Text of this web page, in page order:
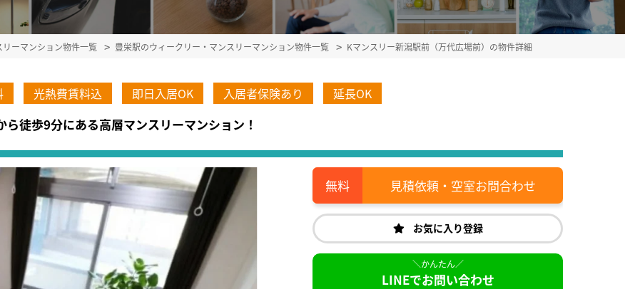
ーマンション物件一覧 豊栄駅のウィークリー・マンスリーマンション物件一覧 Kマンスリー新潟駅前（万代広場前）の物件詳細
光熱費賃料込 即日入居OK 入居者保険あり 延長OK
徒歩9分にある高層マンスリーマンション！
見積依頼・空室お問合わせ
お気に入り登録
LINEでお問い合わせ